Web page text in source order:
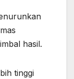
hasil.
tinggi